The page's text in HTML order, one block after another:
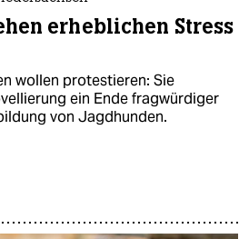
erheblichen Stress
wollen protestieren: Sie
ein Ende fragwürdiger
von Jagdhunden.